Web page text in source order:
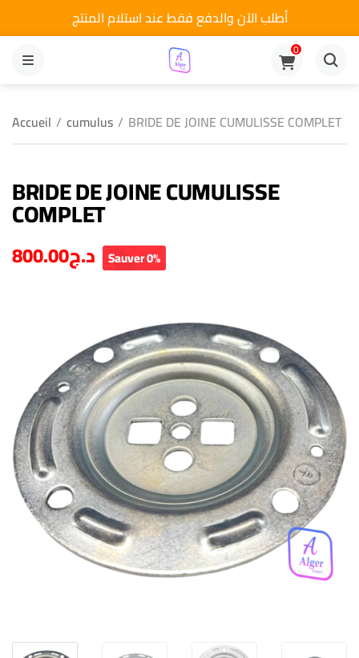
أطلب الآن والدفع فقط عند استلام المنتج
MENU
0
Accueil / cumulus / BRIDE DE JOINE CUMULISSE COMPLET
BRIDE DE JOINE CUMULISSE
COMPLET
د.ج800.00 Sauver 0%